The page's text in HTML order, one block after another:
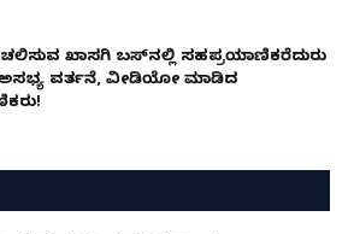
ಚಲಿಸುವ ಖಾಸಗಿ ಬಸ್‌ನಲ್ಲಿ ಸಹಪ್ರಯಾಣಿಕರೆದುರು
ಅಸಭ್ಯ ವರ್ತನೆ, ವೀಡಿಯೋ ಮಾಡಿದ